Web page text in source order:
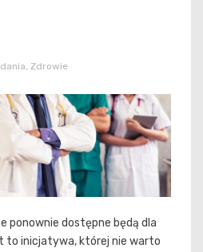
, Zdrowie
ponownie dostępne będą dla
to inicjatywa, której nie warto